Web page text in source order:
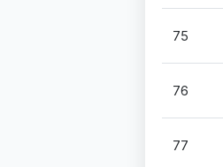
75
76
77